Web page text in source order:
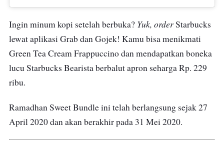
Ingin minum kopi setelah berbuka? Yuk, orderStarbucks
lewat aplikasi Grab dan Gojek! Kamu bisa menikmati
Green Tea Cream Frappuccino dan mendapatkan boneka
lucu Starbucks Bearista berbalut apron seharga Rp. 229
ribu.
Ramadhan Sweet Bundle ini telah berlangsung sejak 27
April 2020 dan akan berakhir pada 31 Mei 2020.